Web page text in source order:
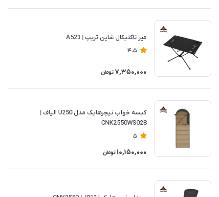
میز تاکتیکال شاین تریپ | A523
4.5
7,350,000 تومان
کیسه خواب نیچرهایک مدل U250 الیاف |
CNK2550WS028
5
10,150,000 تومان